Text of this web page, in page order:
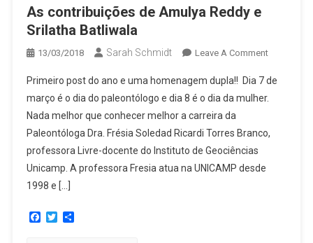
As contribuições de Amulya Reddy e
Srilatha Batliwala
13/03/2018 Sarah Schmidt Leave A Comment
Primeiro post do ano e uma homenagem dupla!! Dia 7 de
março é o dia do paleontólogo e dia 8 é o dia da mulher.
Nada melhor que conhecer melhor a carreira da
Paleontóloga Dra. Frésia Soledad Ricardi Torres Branco,
professora Livre-docente do Instituto de Geociências
Unicamp. A professora Fresia atua na UNICAMP desde
1998 e […]
Facebook
TwitterShare